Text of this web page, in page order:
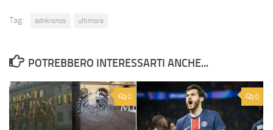
Tag: adnkronos ultimora
POTREBBERO INTERESSARTI ANCHE...
0 0